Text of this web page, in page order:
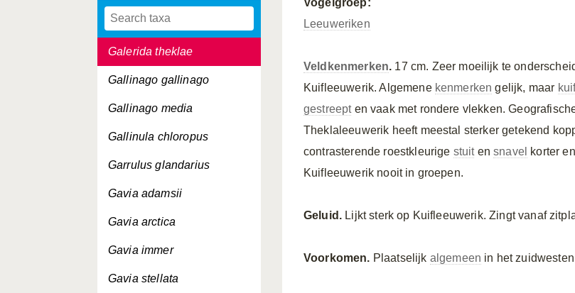
Galerida cristata
Galerida theklae
Gallinago gallinago
Gallinago media
Gallinula chloropus
Garrulus glandarius
Gavia adamsii
Gavia arctica
Gavia immer
Gavia stellata
Vogelgroep:
Leeuweriken
Veldkenmerken. 17 cm. Zeer moeilijk te
Kuifleeuwerik. Algemene kenmerken gelijk, maar
gestreepten vaak met rondere vlekken.
Theklaleeuwerik heeft meestal sterker getekend
contrasterende roestkleurige stuitensnavel korter
Kuifleeuwerik nooit in groepen.
Geluid. Lijkt sterk op Kuifleeuwerik. Zingt vanaf
Voorkomen. Plaatselijk algemeen in het